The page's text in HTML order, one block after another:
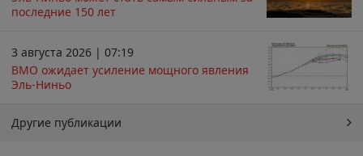
последние 150 лет
3 августа 2026 | 07:19
ВМО ожидает усиление мощного явления
Эль-Ниньо
Другие публикации